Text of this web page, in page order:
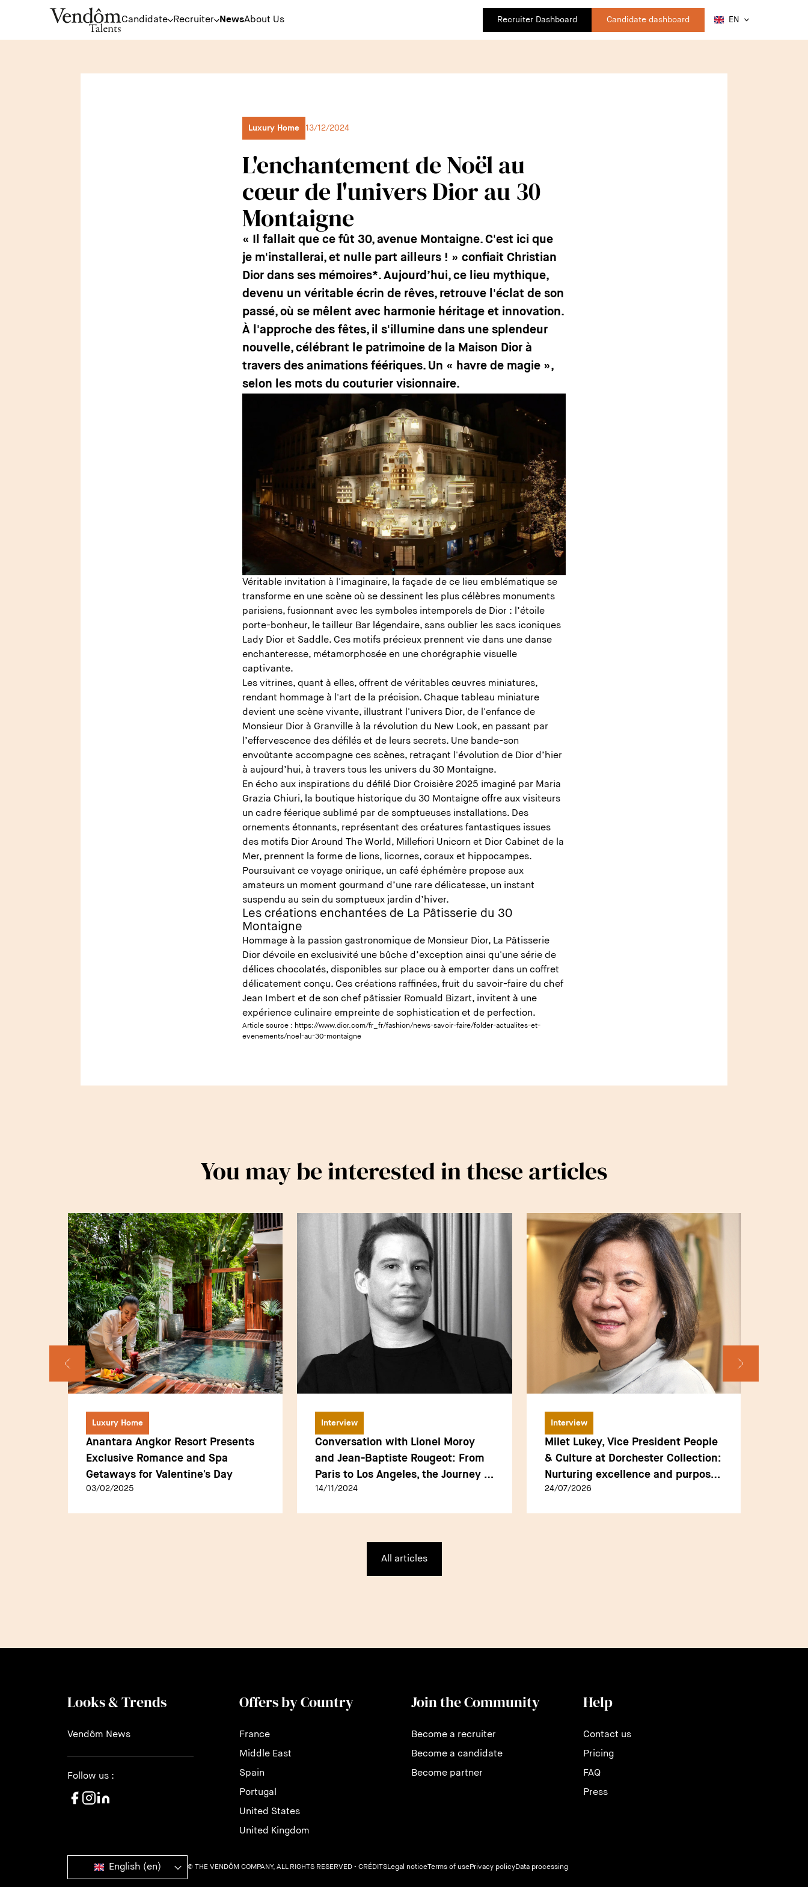
Candidate Recruiter NewsAbout Us Recruiter Dashboard Candidate dashboard EN
Luxury Home 13/12/2024
L'enchantement de Noël au
cœur de l'univers Dior au 30
Montaigne
« Il fallait que ce fût 30, avenue Montaigne. C'est ici que
je m'installerai, et nulle part ailleurs ! » confiait Christian
Dior dans ses mémoires*. Aujourd’hui, ce lieu mythique,
devenu un véritable écrin de rêves, retrouve l'éclat de son
passé, où se mêlent avec harmonie héritage et innovation.
À l'approche des fêtes, il s'illumine dans une splendeur
nouvelle, célébrant le patrimoine de la Maison Dior à
travers des animations féériques. Un « havre de magie »,
selon les mots du couturier visionnaire.
Véritable invitation à l'imaginaire, la façade de ce lieu emblématique se
transforme en une scène où se dessinent les plus célèbres monuments
parisiens, fusionnant avec les symboles intemporels de Dior : l’étoile
porte-bonheur, le tailleur Bar légendaire, sans oublier les sacs iconiques
Lady Dior et Saddle. Ces motifs précieux prennent vie dans une danse
enchanteresse, métamorphosée en une chorégraphie visuelle
captivante.
Les vitrines, quant à elles, offrent de véritables œuvres miniatures,
rendant hommage à l'art de la précision. Chaque tableau miniature
devient une scène vivante, illustrant l'univers Dior, de l'enfance de
Monsieur Dior à Granville à la révolution du New Look, en passant par
l’effervescence des défilés et de leurs secrets. Une bande-son
envoûtante accompagne ces scènes, retraçant l'évolution de Dior d’hier
à aujourd’hui, à travers tous les univers du 30 Montaigne.
En écho aux inspirations du défilé Dior Croisière 2025 imaginé par Maria
Grazia Chiuri, la boutique historique du 30 Montaigne offre aux visiteurs
un cadre féerique sublimé par de somptueuses installations. Des
ornements étonnants, représentant des créatures fantastiques issues
des motifs Dior Around The World, Millefiori Unicorn et Dior Cabinet de la
Mer, prennent la forme de lions, licornes, coraux et hippocampes.
Poursuivant ce voyage onirique, un café éphémère propose aux
amateurs un moment gourmand d’une rare délicatesse, un instant
suspendu au sein du somptueux jardin d’hiver.
Les créations enchantées de La Pâtisserie du 30
Montaigne
Hommage à la passion gastronomique de Monsieur Dior, La Pâtisserie
Dior dévoile en exclusivité une bûche d’exception ainsi qu'une série de
délices chocolatés, disponibles sur place ou à emporter dans un coffret
délicatement conçu. Ces créations raffinées, fruit du savoir-faire du chef
Jean Imbert et de son chef pâtissier Romuald Bizart, invitent à une
expérience culinaire empreinte de sophistication et de perfection.
Article source : https://www.dior.com/fr_fr/fashion/news-savoir-faire/folder-actualites-et-
evenements/noel-au-30-montaigne
You may be interested in these articles
Luxury Home
Anantara Angkor Resort Presents
Exclusive Romance and Spa
Getaways for Valentine's Day
03/02/2025
Interview
Conversation with Lionel Moroy
and Jean-Baptiste Rougeot: From
Paris to Los Angeles, the Journey of
a French Designer in the Luxury
14/11/2024
Interview
Milet Lukey, Vice President People
& Culture at Dorchester Collection:
Nurturing excellence and purpose
at the heart of luxury hospitality
24/07/2026
All articles
Looks & Trends
Vendôm News
Follow us :
Offers by Country
France
Middle East
Spain
Portugal
United States
United Kingdom
Join the Community
Become a recruiter
Become a candidate
Become partner
Help
Contact us
Pricing
FAQ
Press
English (en) © THE VENDÔM COMPANY, ALL RIGHTS RESERVED • CRÉDITSLegal noticeTerms of usePrivacy policyData processing